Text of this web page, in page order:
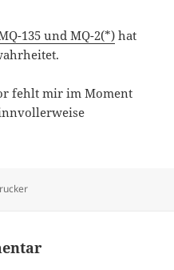
135 und MQ-2(*) hat
fehlt mir im Moment